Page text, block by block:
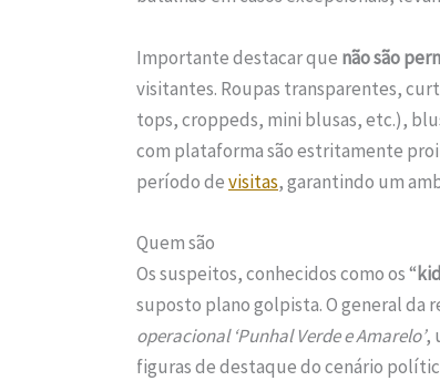
Importante destacar que não são
visitantes. Roupas transparentes,
tops, croppeds, mini blusas, etc.),
com plataforma são estritamente
período devisitas, garantindo um
Quem são
Os suspeitos, conhecidos como os “
suposto plano golpista. O general da
operacional ‘Punhal Verde e Amarelo’,
figuras de destaque do cenário